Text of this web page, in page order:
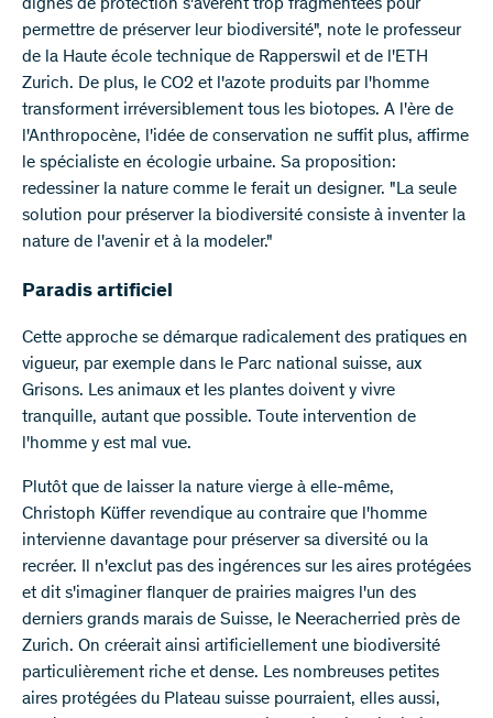
dignes de protection s'avèrent trop fragmentées pour
permettre de préserver leur biodiversité", note le professeur
de la Haute école technique de Rapperswil et de l'ETH
Zurich. De plus, le CO2 et l'azote produits par l'homme
transforment irréversiblement tous les biotopes. A l'ère de
l'Anthropocène, l'idée de conservation ne suffit plus, affirme
le spécialiste en écologie urbaine. Sa proposition:
redessiner la nature comme le ferait un designer. "La seule
solution pour préserver la biodiversité consiste à inventer la
nature de l'avenir et à la modeler."
Paradis artificiel
Cette approche se démarque radicalement des pratiques en
vigueur, par exemple dans le Parc national suisse, aux
Grisons. Les animaux et les plantes doivent y vivre
tranquille, autant que possible. Toute intervention de
l'homme y est mal vue.
Plutôt que de laisser la nature vierge à elle-même,
Christoph Küffer revendique au contraire que l'homme
intervienne davantage pour préserver sa diversité ou la
recréer. Il n'exclut pas des ingérences sur les aires protégées
et dit s'imaginer flanquer de prairies maigres l'un des
derniers grands marais de Suisse, le Neeracherried près de
Zurich. On créerait ainsi artificiellement une biodiversité
particulièrement riche et dense. Les nombreuses petites
aires protégées du Plateau suisse pourraient, elles aussi,